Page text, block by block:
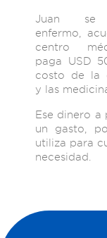
Juan se
enfermo,
centro
paga USD
costo de la
y las
Ese dinero a
un gasto,
utiliza para
necesidad.